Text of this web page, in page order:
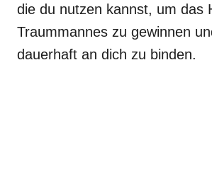
die du nutzen kannst, um das
Traummannes zu gewinnen
dauerhaft an dich zu binden.